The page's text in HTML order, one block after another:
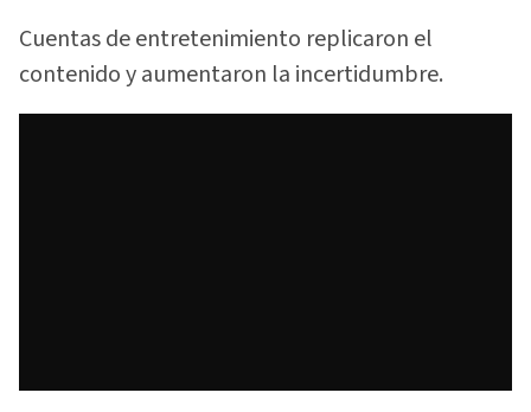
Cuentas de entretenimiento replicaron el
contenido y aumentaron la incertidumbre.